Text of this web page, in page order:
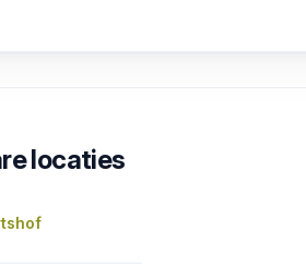
locaties